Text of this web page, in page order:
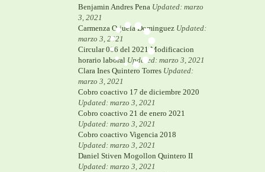
Benjamin Andres Pena Updated: marzo
3, 2021
Carmenza Orjuela Dominguez Updated:
marzo 3, 2021
Circular 006 del 2021 Modificacion
horario laboral Updated: marzo 3, 2021
Clara Ines Quintero Torres Updated:
marzo 3, 2021
Cobro coactivo 17 de diciembre 2020
Updated: marzo 3, 2021
Cobro coactivo 21 de enero 2021
Updated: marzo 3, 2021
Cobro coactivo Vigencia 2018
Updated: marzo 3, 2021
Daniel Stiven Mogollon Quintero II
Updated: marzo 3, 2021